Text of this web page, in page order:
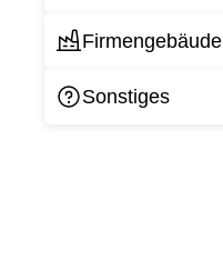
Firmengebäude
Sonstiges